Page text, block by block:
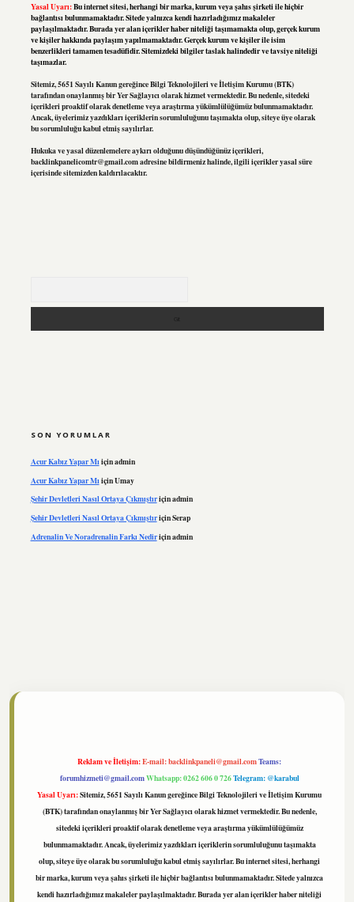
Yasal Uyarı:Bu internet sitesi, herhangi bir marka, kurum veya şahıs şirketi ile hiçbir
bağlantısı bulunmamaktadır. Sitede yalnızca kendi hazırladığımız makaleler
paylaşılmaktadır. Burada yer alan içerikler haber niteliği taşımamakta olup, gerçek kurum
ve kişiler hakkında paylaşım yapılmamaktadır. Gerçek kurum ve kişiler ile isim
benzerlikleri tamamen tesadüfidir. Sitemizdeki bilgiler taslak halindedir ve tavsiye niteliği
taşımazlar.
Sitemiz, 5651 Sayılı Kanun gereğince Bilgi Teknolojileri ve İletişim Kurumu (BTK)
tarafından onaylanmış bir Yer Sağlayıcı olarak hizmet vermektedir. Bu nedenle, sitedeki
içerikleri proaktif olarak denetleme veya araştırma yükümlülüğümüz bulunmamaktadır.
Ancak, üyelerimiz yazdıkları içeriklerin sorumluluğunu taşımakta olup, siteye üye olarak
bu sorumluluğu kabul etmiş sayılırlar.
Hukuka ve yasal düzenlemelere aykırı olduğunu düşündüğünüz içerikleri,
backlinkpanelicomtr@gmail.comadresine bildirmeniz halinde, ilgili içerikler yasal süre
içerisinde sitemizden kaldırılacaktır.
SON YORUMLAR
Acur Kabız Yapar Mıiçinadmin
Acur Kabız Yapar Mı içinUmay
Şehir Devletleri Nasıl Ortaya Çıkmıştıriçinadmin
Şehir Devletleri Nasıl Ortaya ÇıkmıştıriçinSerap
Adrenalin Ve Noradrenalin Farkı Nediriçinadmin
Reklam ve İletişim:E-mail:backlinkpaneli@gmail.comTeams:
forumhizmeti@gmail.comWhatsapp: 0262 606 0 726Telegram: @karabul
Yasal Uyarı:Sitemiz, 5651 Sayılı Kanun gereğince Bilgi Teknolojileri ve İletişim Kurumu
(BTK) tarafından onaylanmış bir Yer Sağlayıcı olarak hizmet vermektedir. Bu nedenle,
sitedeki içerikleri proaktif olarak denetleme veya araştırma yükümlülüğümüz
bulunmamaktadır. Ancak, üyelerimiz yazdıkları içeriklerin sorumluluğunu taşımakta
olup, siteye üye olarak bu sorumluluğu kabul etmiş sayılırlar. Bu internet sitesi, herhangi
bir marka, kurum veya şahıs şirketi ile hiçbir bağlantısı bulunmamaktadır. Sitede yalnızca
kendi hazırladığımız makaleler paylaşılmaktadır. Burada yer alan içerikler haber niteliği